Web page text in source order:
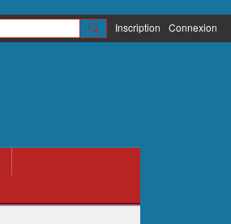
Inscription Connexion